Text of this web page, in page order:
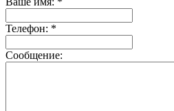
Телефон: *
Сообщение: